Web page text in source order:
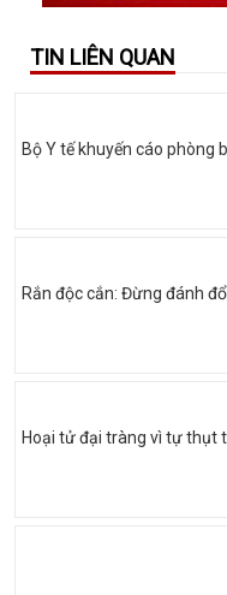
TIN LIÊN QUAN
Bộ Y tế khuyến cáo phòng
Rắn độc cắn: Đừng đánh
Hoại tử đại tràng vì tự thụt